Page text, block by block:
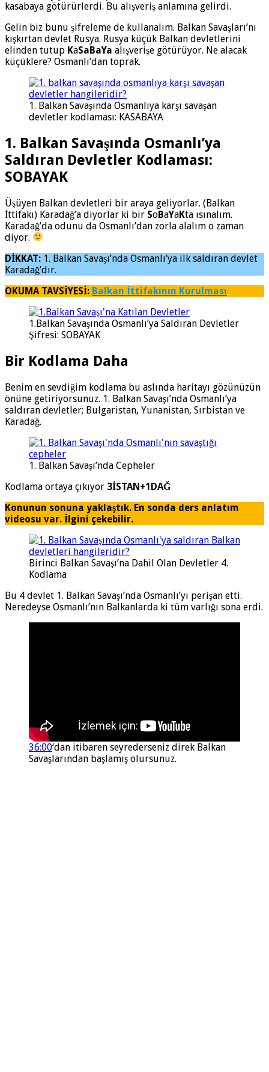
kasabaya götürürlerdi. Bu alışveriş anlamına gelirdi.
Gelin biz bunu şifreleme de kullanalım. Balkan Savaşları’nı
kışkırtan devlet Rusya. Rusya küçük Balkan devletlerini
elinden tutup KaSaBaYa alışverişe götürüyor. Ne alacak
küçüklere? Osmanlı’dan toprak.
1. Balkan Savaşında Osmanlıya karşı savaşan
devletler kodlaması: KASABAYA
1. Balkan Savaşında Osmanlı’ya
Saldıran Devletler Kodlaması:
SOBAYAK
Üşüyen Balkan devletleri bir araya geliyorlar. (Balkan
İttifakı) Karadağ’a diyorlar ki bir SoBaYaKta ısınalım.
Karadağ’da odunu da Osmanlı’dan zorla alalım o zaman
diyor.
DİKKAT: 1. Balkan Savaşı’nda Osmanlı’ya ilk saldıran devlet
Karadağ’dır.
OKUMA TAVSİYESİ: Balkan İttifakının Kurulması
1.Balkan Savaşında Osmanlı’ya Saldıran Devletler
Şifresi: SOBAYAK
Bir Kodlama Daha
Benim en sevdiğim kodlama bu aslında haritayı gözünüzün
önüne getiriyorsunuz. 1. Balkan Savaşı’nda Osmanlı’ya
saldıran devletler; Bulgaristan, Yunanistan, Sırbistan ve
Karadağ.
1. Balkan Savaşı’nda Cepheler
Kodlama ortaya çıkıyor 3İSTAN+1DAĞ
Konunun sonuna yaklaştık. En sonda ders anlatım
videosu var. İlgini çekebilir.
Birinci Balkan Savaşı’na Dahil Olan Devletler 4.
Kodlama
Bu 4 devlet 1. Balkan Savaşı’nda Osmanlı’yı perişan etti.
Neredeyse Osmanlı’nın Balkanlarda ki tüm varlığı sona erdi.
36:00‘dan itibaren seyrederseniz direk Balkan
Savaşlarından başlamış olursunuz.